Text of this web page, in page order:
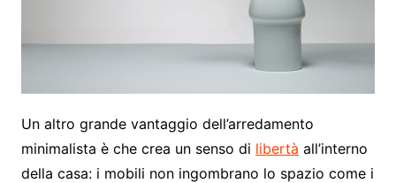
Un altro grande vantaggio dell’arredamento
minimalista è che crea un senso di libertà all’interno
della casa: i mobili non ingombrano lo spazio come i